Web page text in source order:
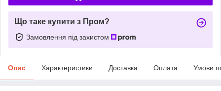
Що таке купити з Пром?
Замовлення під захистом
Опис Характеристики Доставка Оплата Умови